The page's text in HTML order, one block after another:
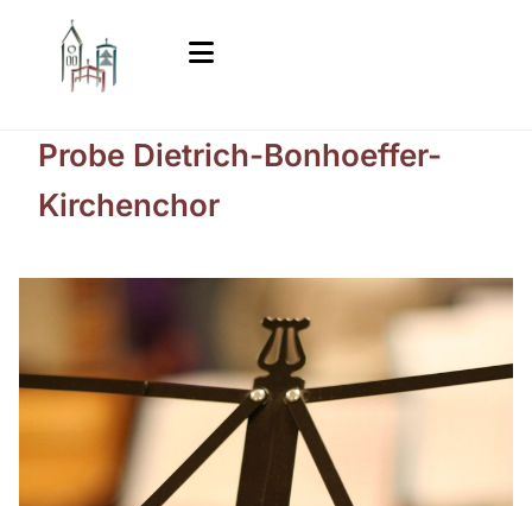
Probe Dietrich-Bonhoeffer-
Kirchenchor